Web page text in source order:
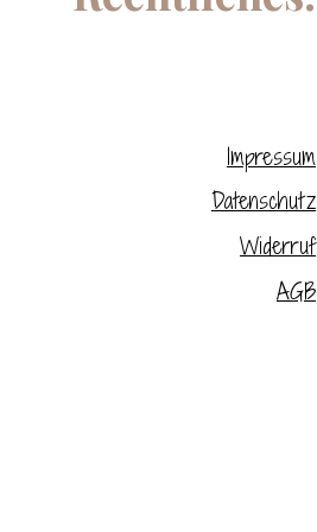
Impressum
Datenschutz
Widerruf
AGB